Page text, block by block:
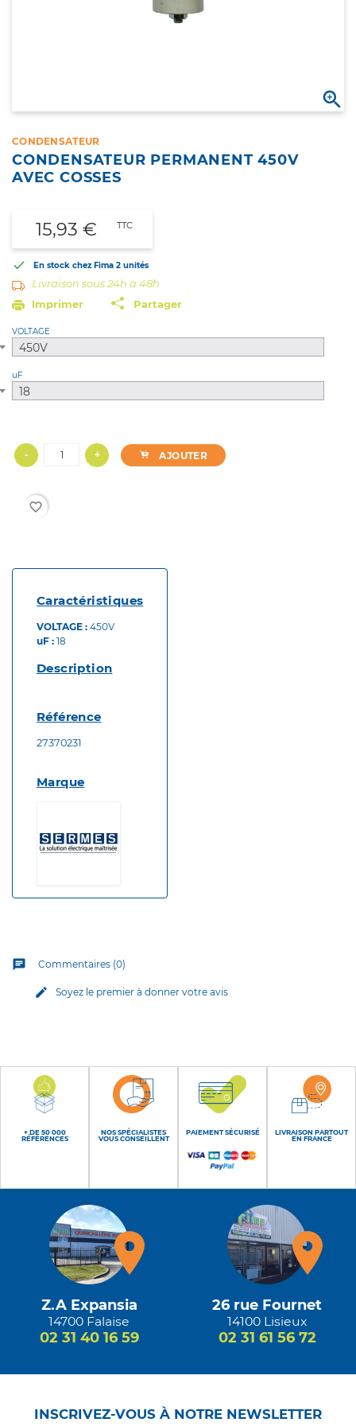

CONDENSATEUR
CONDENSATEUR PERMANENT 450V
AVEC COSSES
15,93 € TTC
 En stock chez Fima 2 unités
Livraison sous 24h à 48h
Imprimer
Partager
VOLTAGE
450V
uF
18
- + AJOUTER
favorite_border
Caractéristiques
VOLTAGE : 450V
uF : 18
Description
Référence
27370231
Marque
chat Commentaires (0)
edit Soyez le premier à donner votre avis
+ DE 50 000
RÉFÉRENCES
NOS SPÉCIALISTES
VOUS CONSEILLENT
PAIEMENT SÉCURISÉ
LIVRAISON PARTOUT
EN FRANCE
Z.A Expansia
14700 Falaise
02 31 40 16 59
26 rue Fournet
14100 Lisieux
02 31 61 56 72
INSCRIVEZ-VOUS À NOTRE NEWSLETTER